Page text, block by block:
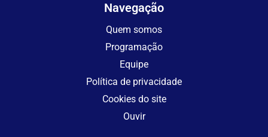
Navegação
Quem somos
Programação
Equipe
Política de privacidade
Cookies do site
Ouvir